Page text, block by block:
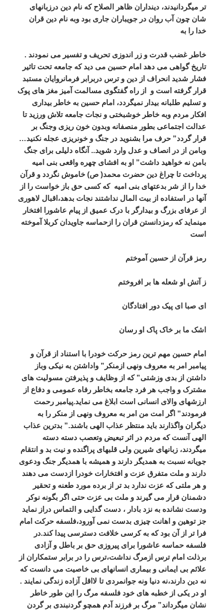
تر میگردانیدند، دینداران ظاهر الصلاح که نام دین درزبانهای
شان چون آب روان در جویباران جاری بود وبه نام دین قران
خدا را به
خاطر غضب قدرت و زر اندوزی تحریف و تفسیر می نمودند .
تاریخ گواهی می دهد امام حسین می دید که جامعه تحت تاثیر
فشار شدید انحراف از دین و ترس دربرابر فرمانروایان مستبد
قرار گرفته است و از راه گفتگوی مسالمت آمیز مغز های پوک
و تسلیم طلبانه بیدار نمیگردد، امام حسین به خاطر بیداری
افکار مردم وبه خاطر خوشبختی و نجات جامعه تلاش ورزید تا
عدالت اجتماعی بطور منصفانه وبدون خون ریزی وجنگ بر
قرار گردد” حرف مرا بشنوید در جنگ و خونریزی عجله نکنید…
وبامن از در انصاف و عدل وارد شوید.. آنگاه دلیلی برای جنگ
بامن نه خواهید داشت” او به افشای چهره واقعی بنی امیه
پرداخت تا چراغ دین حضرت محمد( ص) خاموش نگردد و قرآن
خدا را از شر بدعتهای بنی امیه که کسی حق باز خواست را از
آنها در استفاده از بیت المال نداشتند نجات بدهد،اقبال لاهوری
از عرفای بزرگ و بیدارگر با درک عمیق از پیام عاشورا افتخار
مینماید که رمزدانستن قران را ازحماسه جاویدان کربلا آموخته
است
رمز قرآن از حسین آموختم
ز آتش او شعله ها بر افروختم
ای صبا ای پیک دور افتادگان
اشک ما بر خاک پاک او رسان
امام حسین مهم ترین رمز حرکت خودرا با استناد از قرآن و
پیامبر امر به معروف ونهی ازمنکر” واداشتن به نیکی وباز
داشتن از بدی وزشتی” که از وظایف و پذیرفتن مسولیت های
مشترک و واجب هر فرد جامعه بخاطر رفاه عمومی و دفاع از
ارزشهای والای انسانی است ابلاغ می نماید.پیامبر رحمت
فرمودند” اگر امت من امر به معروف ونهی از منکر را به
دیگران واگذارند باید منتظر عذاب الهی باشند.” بدترین عذاب
الهی آنست که مردم در اثر تبعیض وتعصب دسته دسته
میگردند، زبانهای شیرین ولی قلبهای پراگنده و نیت بد و انتقام
جویانه نسبت به همدیگر دارند و همیشه با همدیگر جنگ ودعوی
دارند و ملت متفرق عزت و افتخارات خودرا ازدست می دهند
و هر ملتی که عزت ندارد بد تر از برده مورد طعنه و تحقیر
دشمنان قرار می گیرند و ملت بی عزت حتی اگر بگونه نوکر
ودست نشانده به نزد بادار ، دست گدایی و التماس دراز نماید
جز توهین و اهانت چیزی بدست نمی آورود،فلسفه حرکت امام
فرا تر از آن بود که به کرسی خلافت دسترسی پیدا کند.در
فلسفه حماسه عاشورا برای پیروزی حق بر باطل و آزادی
برذلت امام ترس ازمرگ نداشت،ترس را در برابر ستمکاران از
علائم بی ایمانی و بیماری انسانهای بی خاصیت می دانست که
نه دین دارند،نه دنیا ونه جوانمردی تا لااقل آزاده زندگی نمایند .
او در یکی از خطبه های خود فلسفه مرگ را این طور خاطر
نشان میگرداند” مرگ بر فرزند آدم همچو گردنبندی بر گردن